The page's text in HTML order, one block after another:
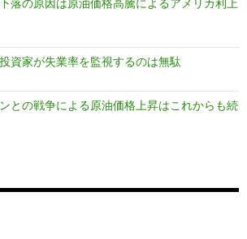
落の原因は原油価格高騰によるアメリカ利上
資家が失業率を監視するのは無駄
との戦争による原油価格上昇はこれからも続